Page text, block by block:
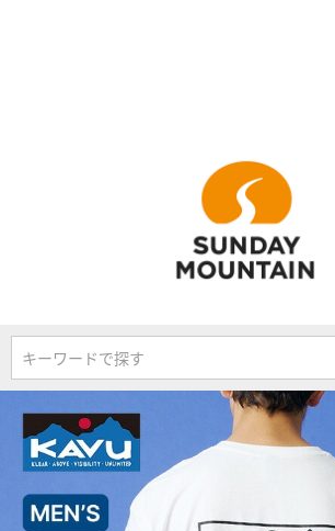
キーワードで探す